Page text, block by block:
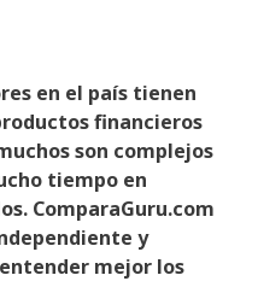
en el país tienen
financieros
son complejos
tiempo en
ComparaGuru.com
y
mejor los